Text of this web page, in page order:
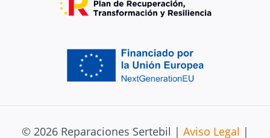
© 2026 Reparaciones Sertebil | Aviso Legal |